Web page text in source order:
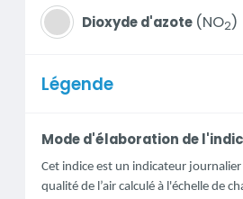
Dioxyde d'azote NO2
Légende
Mode d'élaboration de
Informations
Cet indice est un indicateur
qualité de l’air calculé à l'échelle de